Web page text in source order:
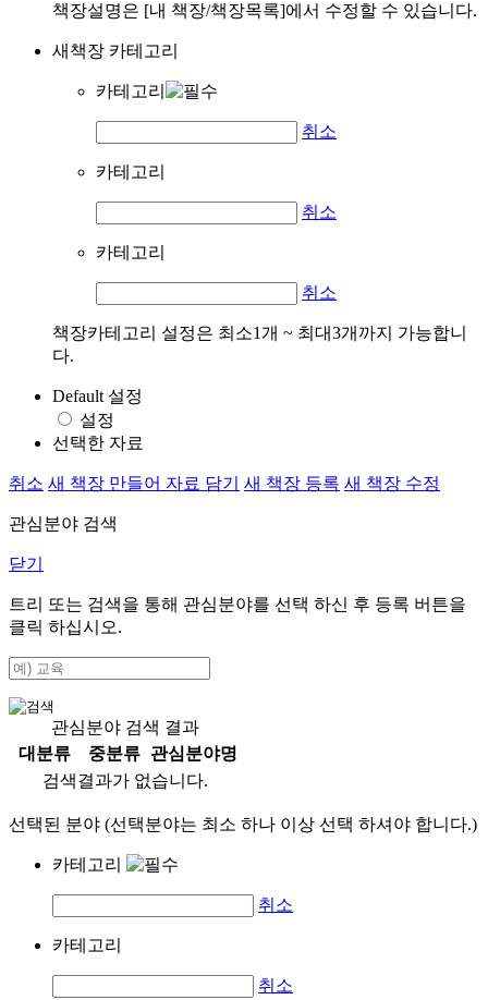
책장설명은 [내 책장/책장목록]에서 수정할 수 있습니다.
새책장 카테고리
카테고리
취소
카테고리
취소
카테고리
취소
책장카테고리 설정은 최소1개 ~ 최대3개까지 가능합니
다.
Default 설정
설정
선택한 자료
취소 새 책장 만들어 자료 담기 새 책장 등록 새 책장 수정
관심분야 검색
닫기
트리 또는 검색을 통해 관심분야를 선택 하신 후 등록 버튼을
클릭 하십시오.
관심분야 검색 결과
대분류
중분류
관심분야명
검색결과가 없습니다.
선택된 분야 (선택분야는 최소 하나 이상 선택 하셔야 합니다.)
카테고리
취소
카테고리
취소